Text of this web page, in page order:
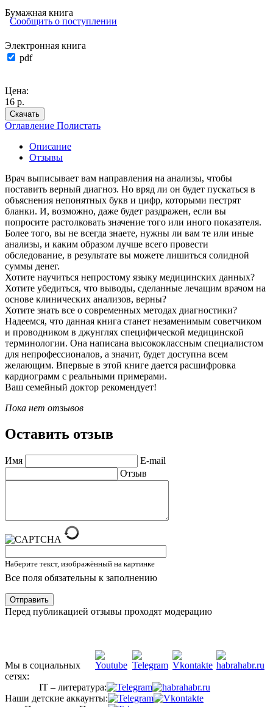
Бумажная книга
Сообщить о поступлении
Электронная книга
pdf
Цена:
16 р.
Скачать
Оглавление Полистать
Описание
Отзывы
Врач выписывает вам направления на анализы, чтобы
поставить верный диагноз. Но вряд ли он будет пускаться в
объяснения непонятных букв и цифр, которыми пестрят
бланки. И, возможно, даже будет раздражен, если вы
попросите растолковать значение того или иного показателя.
Более того, вы не всегда знаете, нужны ли вам те или иные
анализы, и каким образом лучше всего провести
обследование, в результате вы можете лишиться солидной
суммы денег.
Хотите научиться непростому языку медицинских данных?
Хотите убедиться, что выводы, сделанные лечащим врачом на
основе клинических анализов, верны?
Хотите знать все о современных методах диагностики?
Надеемся, что данная книга станет незаменимым советчиком
и проводником в джунглях специфической медицинской
терминологии. Она написана высококлассным специалистом
для непрофессионалов, а значит, будет доступна всем
желающим. Впервые в этой книге дается расшифровка
кардиограмм с реальными примерами.
Ваш семейный доктор рекомендует!
Пока нет отзывов
Оставить отзыв
Имя
E-mail
Отзыв
Наберите текст, изображённый на картинке
Все поля обязательны к заполнению
Отправить
Перед публикацией отзывы проходят модерацию
Мы в социальных
сетях:
IT – литература:
Наши детские аккаунты: